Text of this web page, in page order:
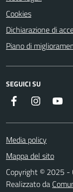
Cookies
Dichiarazione di
Piano di
SEGUICI SU
Facebook Instagram
Media policy
Mappa del sito
Copyright © 2025 -
Realizzato da